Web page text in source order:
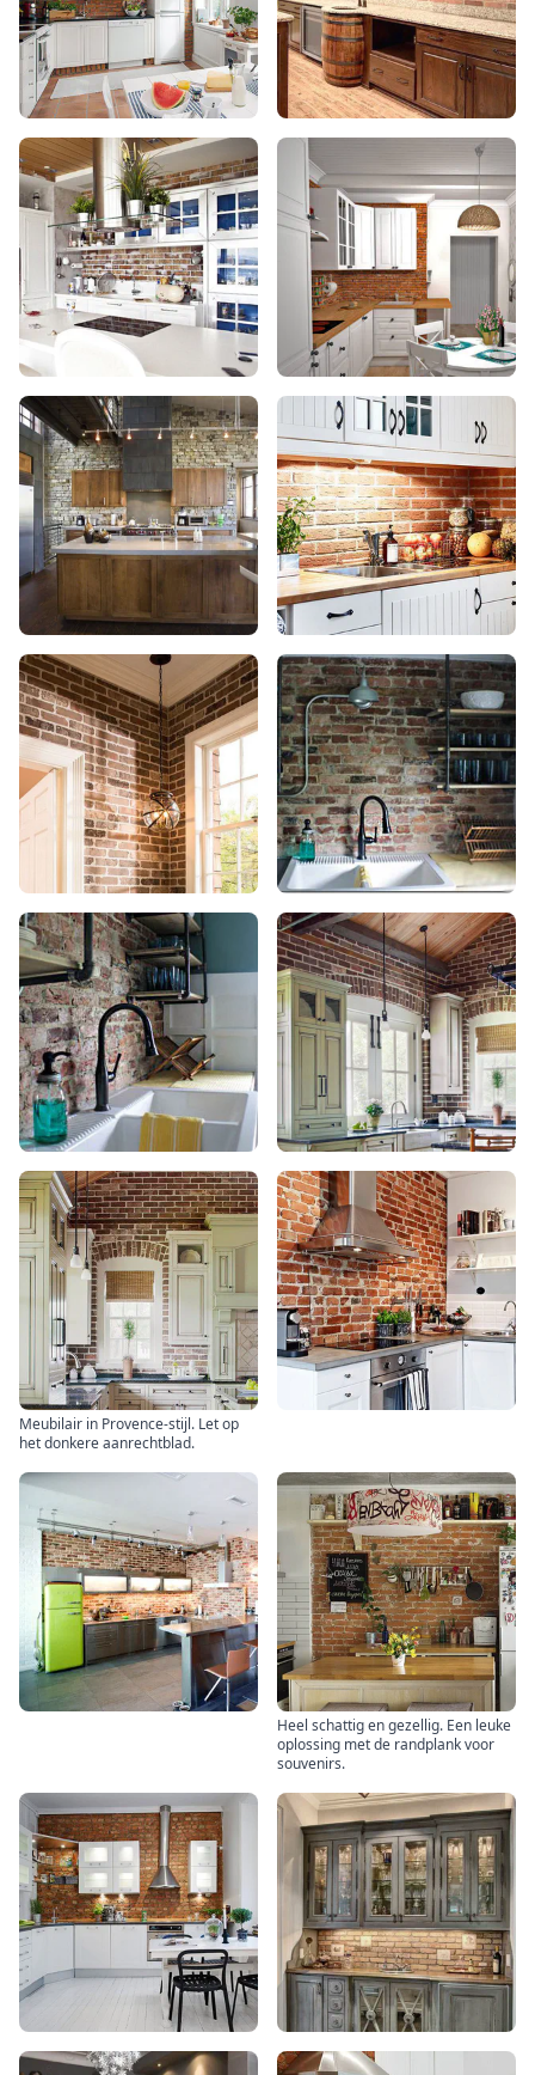
Meubilair in Provence-stijl. Let op
het donkere aanrechtblad.
Heel schattig en gezellig. Een leuke
oplossing met de randplank voor
souvenirs.